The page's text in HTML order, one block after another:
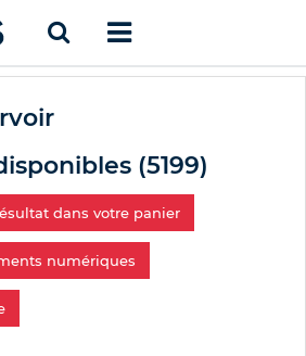
(5199)
dans votre panier
numériques